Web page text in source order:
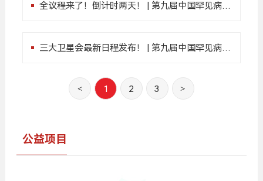
全议程来了！倒计时两天！ | 第九届中国罕见病高
三大卫星会最新日程发布！ | 第九届中国罕见病高
< 1 2 3 >
公益项目